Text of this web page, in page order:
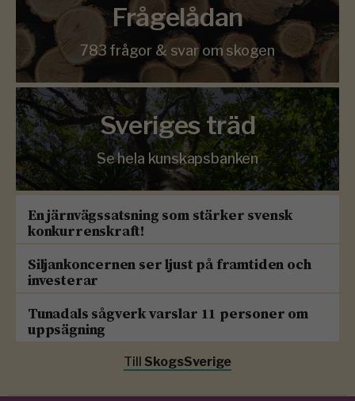
Frågelådan
783 frågor & svar om skogen
Sveriges träd
Se hela kunskapsbanken
En järnvägssatsning som stärker svensk
konkurrenskraft!
Siljankoncernen ser ljust på framtiden och
investerar
Tunadals sågverk varslar 11 personer om
uppsägning
Till SkogsSverige